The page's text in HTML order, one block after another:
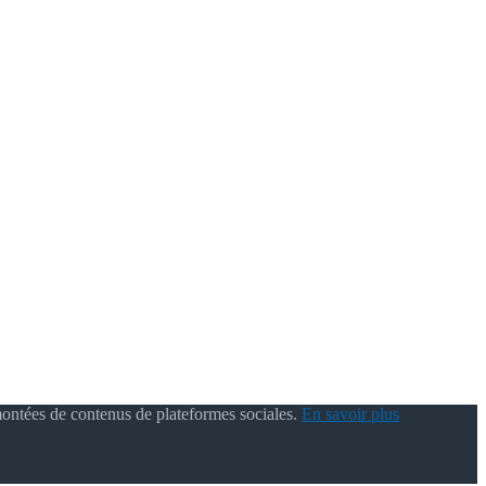
de contenus de plateformes sociales. En savoir plus